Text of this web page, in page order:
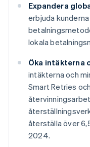
Expandera
erbjuda
lokala
Öka intäkterna
intäkterna och
Smart Retries
återställa över
2024.